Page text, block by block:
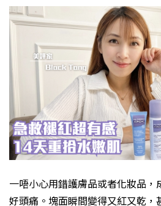
一唔小心用錯護膚品或者化妝品，
好頭痛。塊面瞬間變得又紅又乾